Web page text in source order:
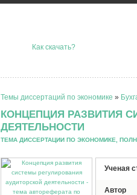
Как скачать?
Темы диссертаций по экономике »
КОНЦЕПЦИЯ РАЗВИТИЯ
ДЕЯТЕЛЬНОСТИ
ТЕМА ДИССЕРТАЦИИ ПО ЭКОНОМИКЕ,
Ученая
Автор